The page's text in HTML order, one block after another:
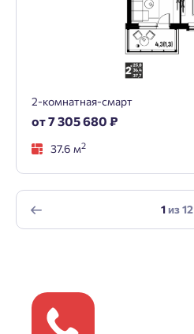
2-комнатная-смарт
от 7 305 680 ₽
37.6 м2
1из12